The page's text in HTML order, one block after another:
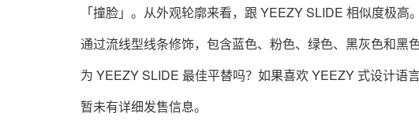
「撞脸」。从外观轮廓来看，跟 YEEZY SLIDE 相似度极
通过流线型线条修饰，包含蓝色、粉色、绿色、黑灰色和
为 YEEZY SLIDE 最佳平替吗？如果喜欢 YEEZY 式设计语
暂未有详细发售信息。